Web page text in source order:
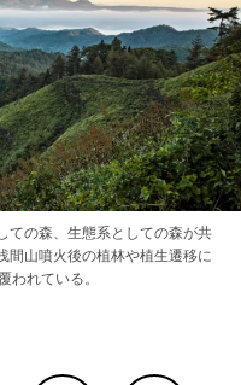
ての森、生態系としての森が共
間山噴火後の植林や植生遷移に
れている。